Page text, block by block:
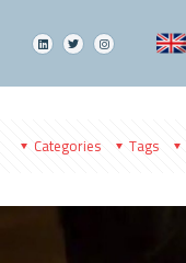
Categories Tags